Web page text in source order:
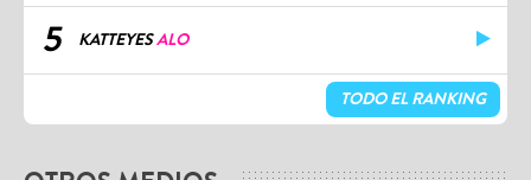
5 KATTEYESALO
TODO EL RANKING